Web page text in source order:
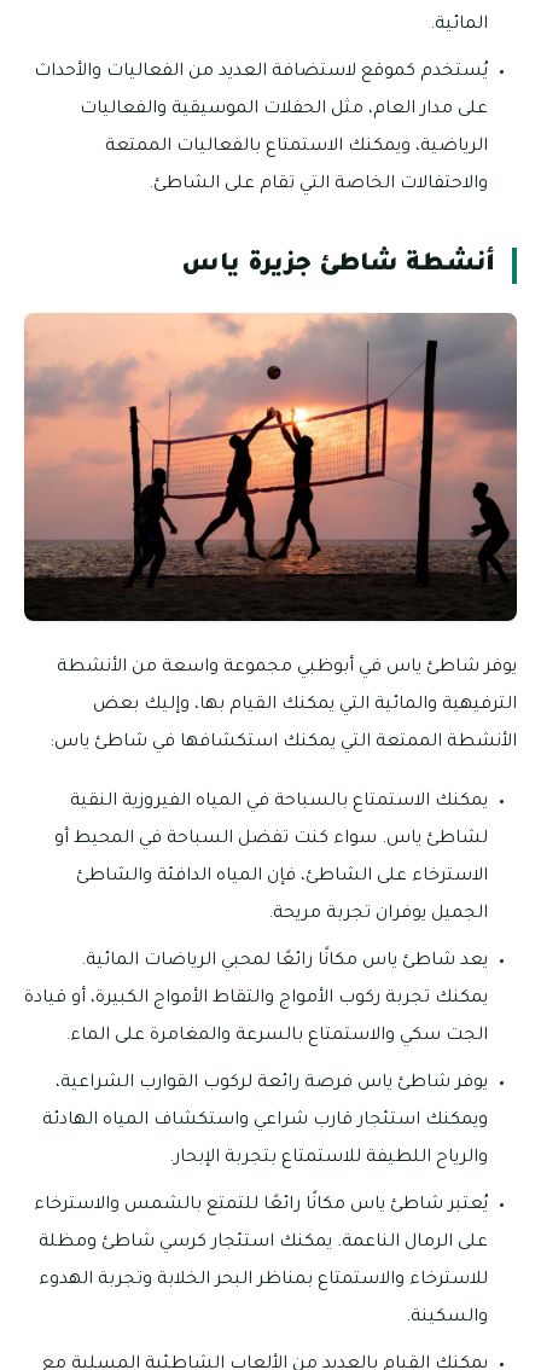
المائية.
يُستخدم كموقع لاستضافة العديد من الفعاليات والأحداث
على مدار العام، مثل الحفلات الموسيقية والفعاليات
الرياضية، ويمكنك الاستمتاع بالفعاليات الممتعة
والاحتفالات الخاصة التي تقام على الشاطئ.
أنشطة شاطئ جزيرة ياس
يوفر شاطئ ياس في أبوظبي مجموعة واسعة من الأنشطة
الترفيهية والمائية التي يمكنك القيام بها، وإليك بعض
الأنشطة الممتعة التي يمكنك استكشافها في شاطئ ياس:
يمكنك الاستمتاع بالسباحة في المياه الفيروزية النقية
لشاطئ ياس. سواء كنت تفضل السباحة في المحيط أو
الاسترخاء على الشاطئ، فإن المياه الدافئة والشاطئ
الجميل يوفران تجربة مريحة.
يعد شاطئ ياس مكانًا رائعًا لمحبي الرياضات المائية.
يمكنك تجربة ركوب الأمواج والتقاط الأمواج الكبيرة، أو قيادة
الجت سكي والاستمتاع بالسرعة والمغامرة على الماء.
يوفر شاطئ ياس فرصة رائعة لركوب القوارب الشراعية،
ويمكنك استئجار قارب شراعي واستكشاف المياه الهادئة
والرياح اللطيفة للاستمتاع بتجربة الإبحار.
يُعتبر شاطئ ياس مكانًا رائعًا للتمتع بالشمس والاسترخاء
على الرمال الناعمة. يمكنك استئجار كرسي شاطئ ومظلة
للاسترخاء والاستمتاع بمناظر البحر الخلابة وتجربة الهدوء
والسكينة.
يمكنك القيام بالعديد من الألعاب الشاطئية المسلية مع